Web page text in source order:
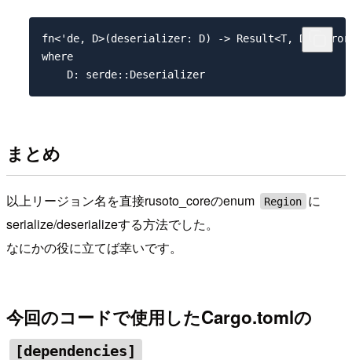
fn<'de, D>(deserializer: D) -> Result<T,
where
    D: serde::Deserializer
まとめ
以上リージョン名を直接rusoto_coreのenum Region に
serialize/deserializeする方法でした。
なにかの役に立てば幸いです。
今回のコードで使用したCargo.tomlの
[dependencies]